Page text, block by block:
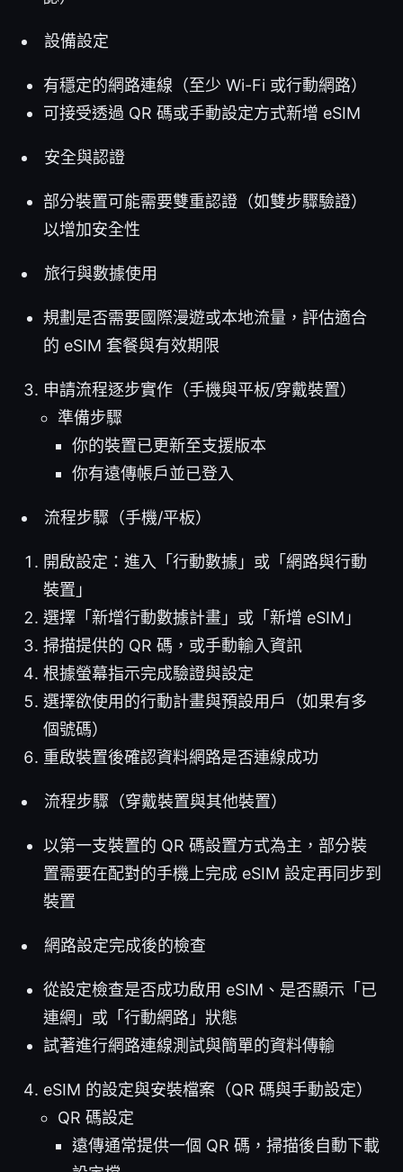
設備設定
有穩定的網路連線（至少 Wi-Fi 或行動網路）
可接受透過 QR 碼或手動設定方式新增 eSIM
安全與認證
部分裝置可能需要雙重認證（如雙步驟驗證）
以增加安全性
旅行與數據使用
規劃是否需要國際漫遊或本地流量，評估適合
的 eSIM 套餐與有效期限
申請流程逐步實作（手機與平板/穿戴裝置）
準備步驟
你的裝置已更新至支援版本
你有遠傳帳戶並已登入
流程步驟（手機/平板）
開啟設定：進入「行動數據」或「網路與行動
裝置」
選擇「新增行動數據計畫」或「新增 eSIM」
掃描提供的 QR 碼，或手動輸入資訊
根據螢幕指示完成驗證與設定
選擇欲使用的行動計畫與預設用戶（如果有多
個號碼）
重啟裝置後確認資料網路是否連線成功
流程步驟（穿戴裝置與其他裝置）
以第一支裝置的 QR 碼設置方式為主，部分裝
置需要在配對的手機上完成 eSIM 設定再同步到
裝置
網路設定完成後的檢查
從設定檢查是否成功啟用 eSIM、是否顯示「已
連網」或「行動網路」狀態
試著進行網路連線測試與簡單的資料傳輸
eSIM 的設定與安裝檔案（QR 碼與手動設定）
QR 碼設定
遠傳通常提供一個 QR 碼，掃描後自動下載